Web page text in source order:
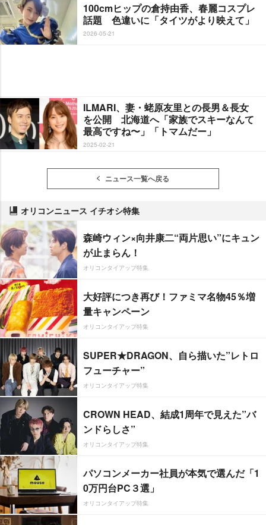
100cmヒップの倉持由香、春麗コスプレ
話題 色違いに「タイツがより映えて」
2026-05-21
ILMARI、妻・蛯原友里との長男＆長女
を公開 北海道へ「家族でスキーなんて
最高ですね〜」「トマムだー」
2025-02-21
ニュース一覧へ戻る
オリコンニュース イチオシ特集
森崎ウィン×向井康二“両片思い”にキュン
が止まらん！
オリコンタイアップ特集
大好評につき再び！ファミマ名物45％増
量キャンペーン
オリコンタイアップ特集
SUPER★DRAGON、自ら描いた”レトロ
フューチャー”
オリコンタイアップ特集
CROWN HEAD、結成1周年で見えた”バ
ンドらしさ”
オリコンタイアップ特集
パソコンメーカー社員が本気で選んだ「1
0万円台PC３選」
オリコンタイアップ特集